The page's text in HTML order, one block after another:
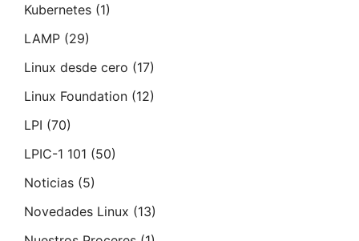
Kubernetes (1)
LAMP (29)
Linux desde cero (17)
Linux Foundation (12)
LPI (70)
LPIC-1 101 (50)
Noticias (5)
Novedades Linux (13)